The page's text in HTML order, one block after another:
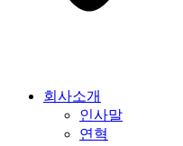
회사소개
인사말
연혁